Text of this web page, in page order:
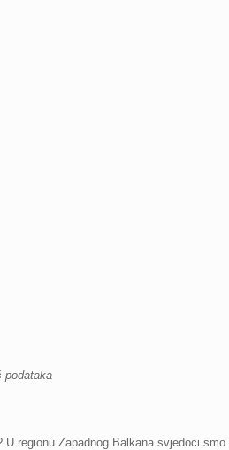
podataka
regionu Zapadnog Balkana svjedoci